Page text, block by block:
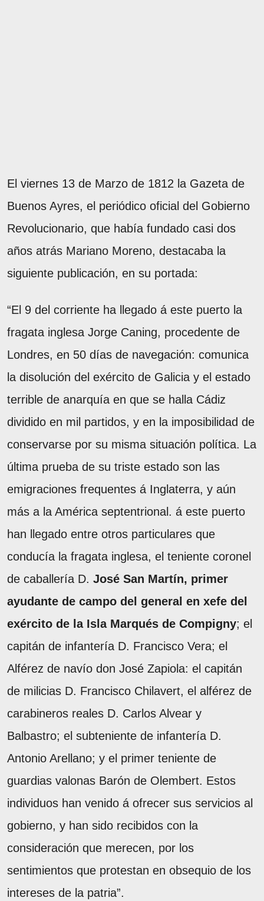
El viernes 13 de Marzo de 1812 la Gazeta de
Buenos Ayres, el periódico oficial del Gobierno
Revolucionario, que había fundado casi dos
años atrás Mariano Moreno, destacaba la
siguiente publicación, en su portada:
“El 9 del corriente ha llegado á este puerto la
fragata inglesa Jorge Caning, procedente de
Londres, en 50 días de navegación: comunica
la disolución del exército de Galicia y el estado
terrible de anarquía en que se halla Cádiz
dividido en mil partidos, y en la imposibilidad de
conservarse por su misma situación política. La
última prueba de su triste estado son las
emigraciones frequentes á Inglaterra, y aún
más a la América septentrional. á este puerto
han llegado entre otros particulares que
conducía la fragata inglesa, el teniente coronel
de caballería D. José San Martín, primer
ayudante de campo del general en xefe del
exército de la Isla Marqués de Compigny; el
capitán de infantería D. Francisco Vera; el
Alférez de navío don José Zapiola: el capitán
de milicias D. Francisco Chilavert, el alférez de
carabineros reales D. Carlos Alvear y
Balbastro; el subteniente de infantería D.
Antonio Arellano; y el primer teniente de
guardias valonas Barón de Olembert. Estos
individuos han venido á ofrecer sus servicios al
gobierno, y han sido recibidos con la
consideración que merecen, por los
sentimientos que protestan en obsequio de los
intereses de la patria”.